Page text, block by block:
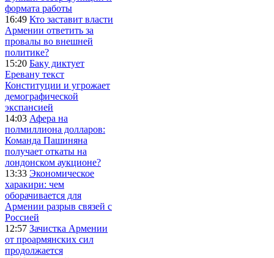
формата работы
16:49 Кто заставит власти
Армении ответить за
провалы во внешней
политике?
15:20 Баку диктует
Еревану текст
Конституции и угрожает
демографической
экспансией
14:03 Афера на
полмиллиона долларов:
Команда Пашиняна
получает откаты на
лондонском аукционе?
13:33 Экономическое
харакири: чем
оборачивается для
Армении разрыв связей с
Россией
12:57 Зачистка Армении
от проармянских сил
продолжается